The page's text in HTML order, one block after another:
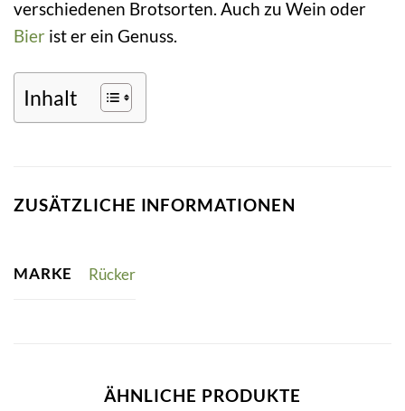
verschiedenen Brotsorten. Auch zu Wein oder
Bier ist er ein Genuss.
Inhalt
ZUSÄTZLICHE INFORMATIONEN
MARKE Rücker
ÄHNLICHE PRODUKTE